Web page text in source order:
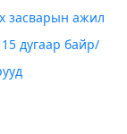
засварын ажил
дугаар байр/